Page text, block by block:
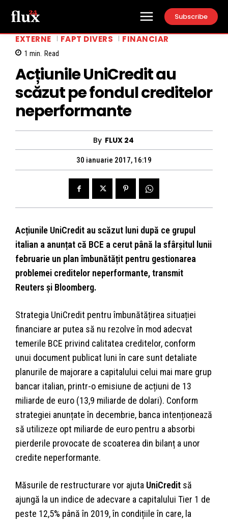
Subscribe
EXTERNE FAPT DIVERS FINANCIAR
1 min. Read
Acțiunile UniCredit au
scăzut pe fondul creditelor
neperformante
By FLUX 24
30 ianuarie 2017, 16:19
Acțiunile UniCredit au scăzut luni după ce grupul
italian a anunțat că BCE a cerut până la sfârșitul lunii
februarie un plan îmbunătățit pentru gestionarea
problemei creditelor neperformante, transmit
Reuters și Bloomberg.
Strategia UniCredit pentru îmbunătățirea situației
financiare ar putea să nu rezolve în mod adecvat
temerile BCE privind calitatea creditelor, conform
unui document publicat luni în care sunt detaliate
planurile de majorare a capitalului celui mai mare grup
bancar italian, printr-o emisiune de acțiuni de 13
miliarde de euro (13,9 miliarde de dolari). Conform
strategiei anunțate în decembrie, banca intenționează
să utilizeze opt miliarde de euro pentru a absorbi
pierderile provocate de scoaterea din bilanț a unor
credite neperformante.
Măsurile de restructurare vor ajuta UniCredit să
ajungă la un indice de adecvare a capitalului Tier 1 de
peste 12,5% până în 2019, în condițiile în care, la